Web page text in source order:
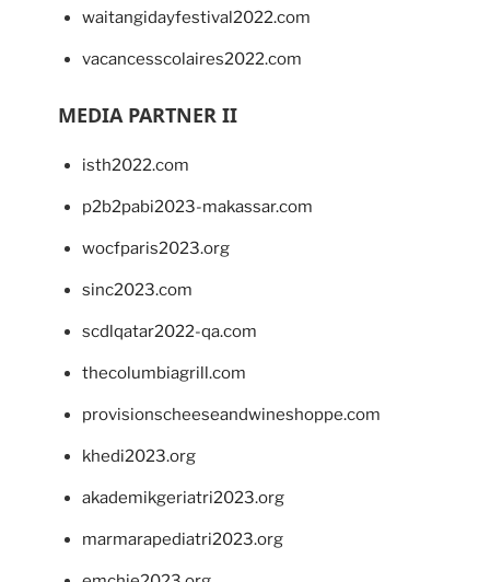
waitangidayfestival2022.com
vacancesscolaires2022.com
MEDIA PARTNER II
isth2022.com
p2b2pabi2023-makassar.com
wocfparis2023.org
sinc2023.com
scdlqatar2022-qa.com
thecolumbiagrill.com
provisionscheeseandwineshoppe.com
khedi2023.org
akademikgeriatri2023.org
marmarapediatri2023.org